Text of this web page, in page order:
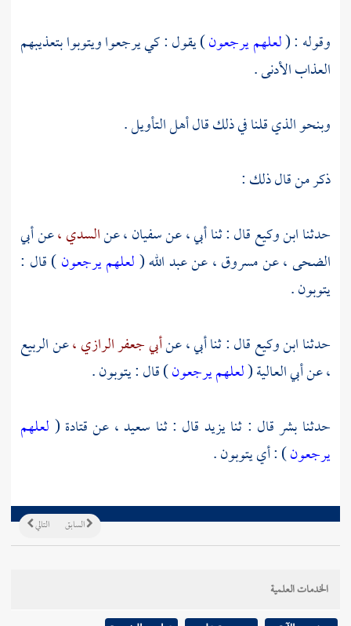
وقوله : (لعلهم يرجعون) يقول : كي يرجعوا ويتوبوا بتعذيبهم
العذاب الأدنى .
وبنحو الذي قلنا في ذلك قال أهل التأويل .
ذكر من قال ذلك :
حدثناابن وكيعقال : ثنا أبي ، عنسفيان ،عنالسدي ،عنأبي
الضحى ،عنمسروق ،عنعبد الله(لعلهم يرجعون) قال :
يتوبون .
حدثناابن وكيعقال : ثنا أبي ، عنأبي جعفر الرازي ،عنالربيع
،عنأبي العالية(لعلهم يرجعون) قال : يتوبون .
حدثنا بشرقال : ثنايزيد قال : ثنا سعيد ، عنقتادة ( لعلهم
يرجعون) : أي يتوبون .
التالي السابق
الخدمات العلمية